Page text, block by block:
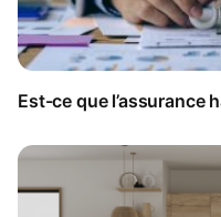
Est-ce que l’assurance